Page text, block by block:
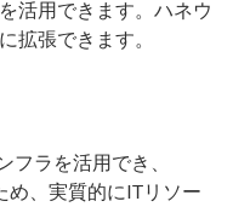
活用できます。ハネウ
拡張できます。
ラを活用でき、
、実質的にITリソー